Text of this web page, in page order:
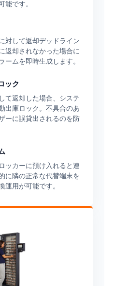
能です。
対して返却デッドライン
返却されなかった場合に
ームを即時生成します。
ック
て返却した場合、システ
出庫ロック。不具合のあ
ーに誤貸出されるのを防
ッカーに預け入れると連
に隣の正常な代替端末を
運用が可能です。